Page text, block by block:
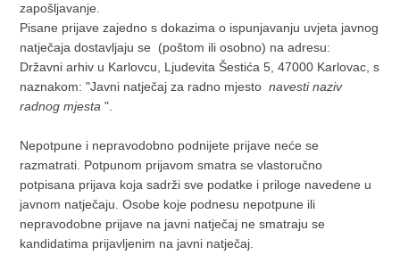
zapošljavanje.
Pisane prijave zajedno s dokazima o ispunjavanju uvjeta javnog
natječaja dostavljaju se (poštom ili osobno) na adresu:
Državni arhiv u Karlovcu, Ljudevita Šestića 5, 47000 Karlovac, s
naznakom: "Javni natječaj za radno mjestonavesti naziv
radnog mjesta ".
Nepotpune i nepravodobno podnijete prijave neće se
razmatrati. Potpunom prijavom smatra se vlastoručno
potpisana prijava koja sadrži sve podatke i priloge navedene u
javnom natječaju. Osobe koje podnesu nepotpune ili
nepravodobne prijave na javni natječaj ne smatraju se
kandidatima prijavljenim na javni natječaj.